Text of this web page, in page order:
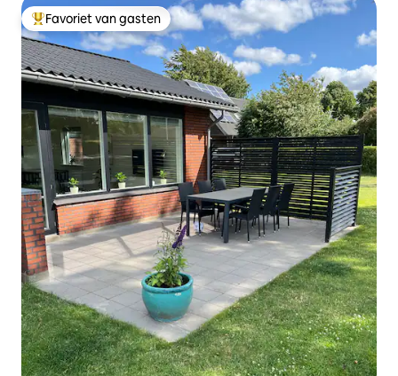
Topfavoriet van gasten
Favoriet van gasten